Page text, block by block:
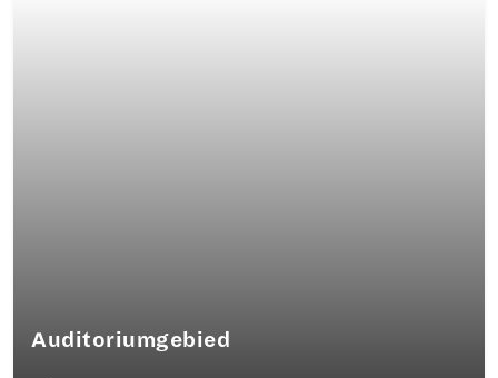
Auditoriumgebied